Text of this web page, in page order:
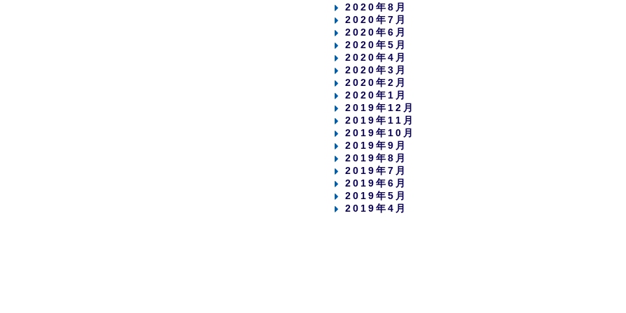
2020年8月
2020年7月
2020年6月
2020年5月
2020年4月
2020年3月
2020年2月
2020年1月
2019年12月
2019年11月
2019年10月
2019年9月
2019年8月
2019年7月
2019年6月
2019年5月
2019年4月